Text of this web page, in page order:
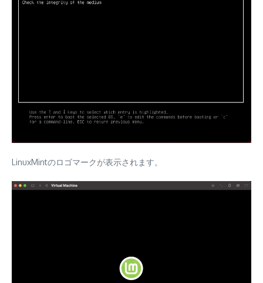
LinuxMintのロゴマークが表示されます。